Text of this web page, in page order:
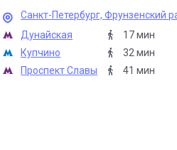
Санкт-Петербург,Фрунзенский
Дунайская
17 мин
Купчино
32 мин
Проспект Славы
41 мин